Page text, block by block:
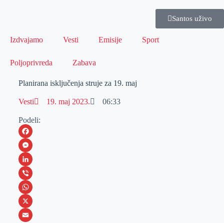
Santos uživo
Izdvajamo Vesti Emisije Sport
Poljoprivreda Zabava
Planirana isključenja struje za 19. maj
Vesti 19. maj 2023. 06:33
Podeli:
F
a
c
e
b
o
M
e
s
s
e
L
i
n
k
V
i
b
W
h
X